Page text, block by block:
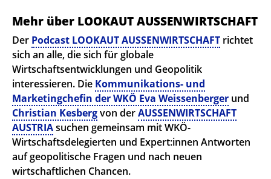
Mehr über LOOKAUT AUSSENWIRTSCHAFT
Der Podcast LOOKAUT AUSSENWIRTSCHAFT richtet
sich an alle, die sich für globale
Wirtschaftsentwicklungen und Geopolitik
interessieren. Die Kommunikations- und
Marketingchefin der WKÖ Eva Weissenberger und
Christian Kesbergvon derAUSSENWIRTSCHAFT
AUSTRIAsuchen gemeinsam mit WKÖ-
Wirtschaftsdelegierten und Expert:innen Antworten
auf geopolitische Fragen und nach neuen
wirtschaftlichen Chancen.